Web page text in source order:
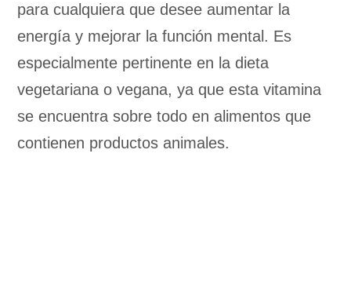
para cualquiera que desee aumentar la
energía y mejorar la función mental. Es
especialmente pertinente en la dieta
vegetariana o vegana, ya que esta vitamina
se encuentra sobre todo en alimentos que
contienen productos animales.